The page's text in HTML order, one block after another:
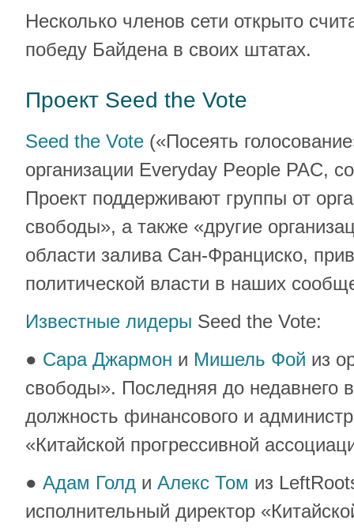
Несколько членов сети открыто
победу Байдена в своих штатах.
Проект Seed the Vote
Seed the Vote («Посеять
организации Everyday People PAC,
Проект поддерживают группы от
свободы», а также «другие
области залива Сан-Франциско,
политической власти в наших
Известные лидеры Seed the Vote:
● Сара Джармон и Мишель Фой из
свободы». Последняя до недавнего
должность финансового и
«Китайской прогрессивной
● Адам Голд и Алекс Том из
исполнительный директор